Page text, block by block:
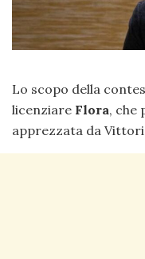
Lo scopo della
licenziare Flora, che
apprezzata da